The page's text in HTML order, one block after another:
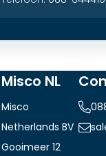
Misco NL
Misco
Netherlands BV
Gooimeer 12